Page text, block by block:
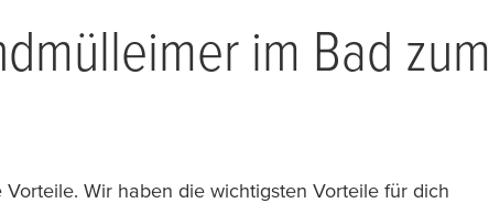
im Bad zum
Wir haben die wichtigsten Vorteile für dich